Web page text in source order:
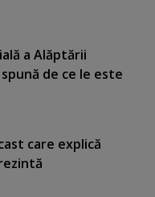
a Alăptării
de ce le este
care explică